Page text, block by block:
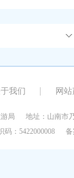
我们 网站
局 地址：山南市
码：5422000008 备